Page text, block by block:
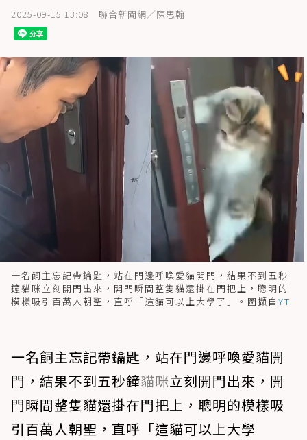
2025-09-15 13:08 聯合新聞網／陳思翰
一名飼主忘記帶鑰匙，站在門邊呼喚愛貓開門，結果不到五秒
鐘貓咪立刻開門出來，開門瞬間整隻貓還掛在門把上，聰明的
模樣吸引百萬人朝聖，直呼「這貓可以上大學了」。圖擷自 YT
一名飼主忘記帶鑰匙，站在門邊呼喚愛貓開
門，結果不到五秒鐘貓咪立刻開門出來，開
門瞬間整隻貓還掛在門把上，聰明的模樣吸
引百萬人朝聖，直呼「這貓可以上大學